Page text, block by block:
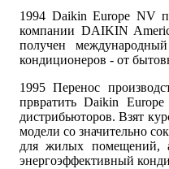
1994 Daikin Europe NV
компании DAIKIN
получен
кондиционеров - от
1995 Перенос
првратить Daikin
дистрибьюторов. Взят
модели со значительно
для жилых помещений,
энергоэффективный